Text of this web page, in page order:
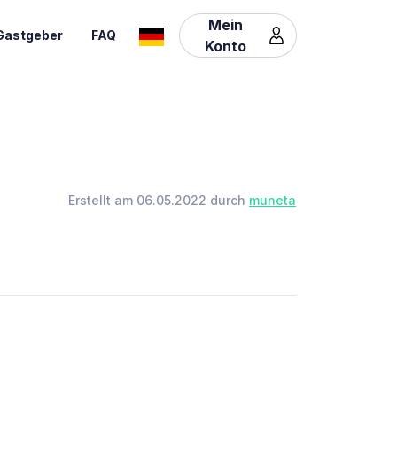
FAQ
Mein
Konto
Erstellt am 06.05.2022 durch muneta